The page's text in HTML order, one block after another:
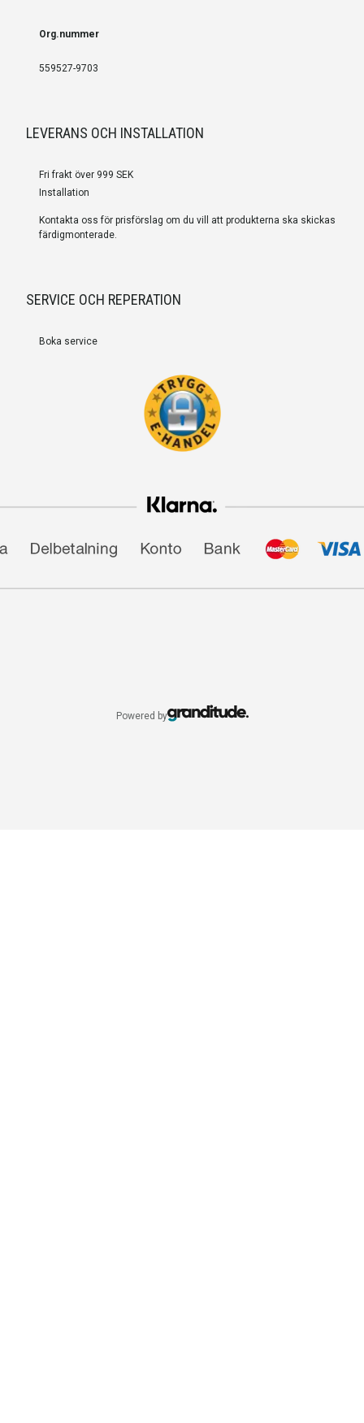
Org.nummer
559527-9703
LEVERANS OCH INSTALLATION
Fri frakt över 999 SEK
Installation
Kontakta oss för prisförslag om du vill att produkterna ska skickas
färdigmonterade.
SERVICE OCH REPERATION
Boka service
Powered by